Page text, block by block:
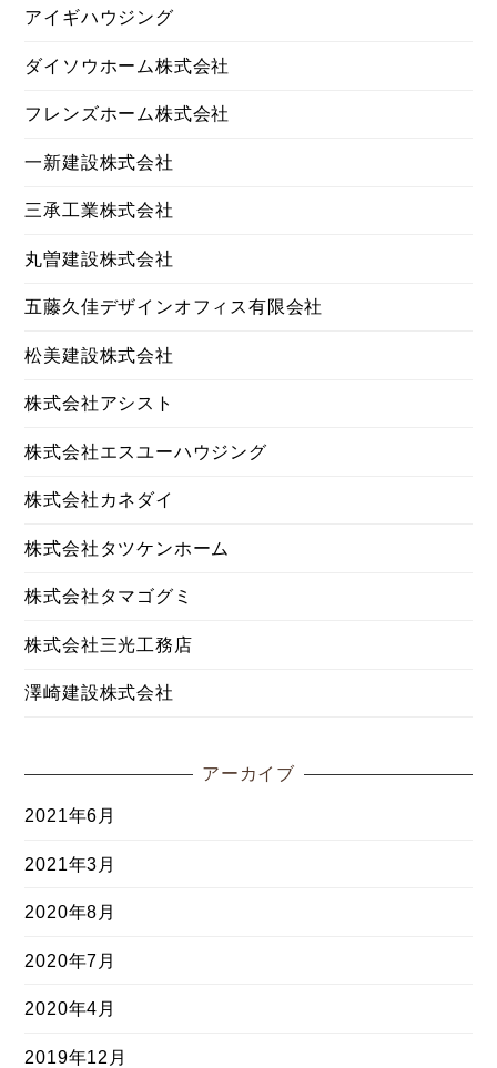
アイギハウジング
ダイソウホーム株式会社
フレンズホーム株式会社
一新建設株式会社
三承工業株式会社
丸曽建設株式会社
五藤久佳デザインオフィス有限会社
松美建設株式会社
株式会社アシスト
株式会社エスユーハウジング
株式会社カネダイ
株式会社タツケンホーム
株式会社タマゴグミ
株式会社三光工務店
澤崎建設株式会社
アーカイブ
2021年6月
2021年3月
2020年8月
2020年7月
2020年4月
2019年12月